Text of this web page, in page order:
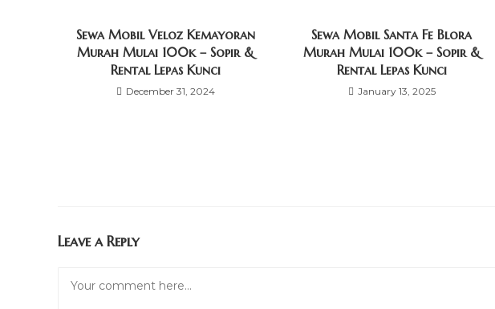
Sewa Mobil Veloz Kemayoran
Murah Mulai 100k – Sopir &
Rental Lepas Kunci
December 31, 2024
Sewa Mobil Santa Fe Blora
Murah Mulai 100k – Sopir &
Rental Lepas Kunci
January 13, 2025
Leave a Reply